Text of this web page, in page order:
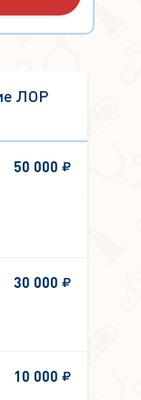
ЛОР
50 000
30 000
10 000